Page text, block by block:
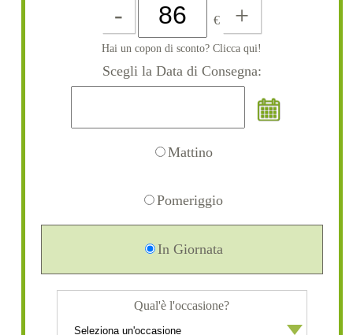
- € +
Hai un copon di sconto? Clicca qui!
Scegli la Data di Consegna:
Mattino
Pomeriggio
In Giornata
Qual'è l'occasione?